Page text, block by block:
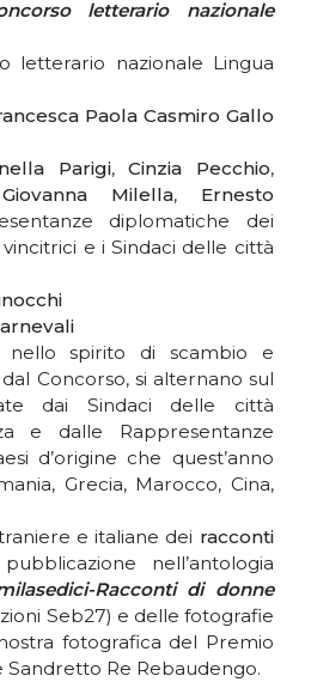
letterario nazionale
letterario nazionale Lingua
Paola Casmiro Gallo
Parigi,Cinzia Pecchio,
Giovanna Milella, Ernesto
diplomatiche dei
e i Sindaci delle città
nello spirito di scambio e
Concorso, si alternano sul
dai Sindaci delle città
e dalle Rappresentanze
d’origine che quest’anno
Grecia, Marocco, Cina,
e italiane dei racconti
nell’antologia
Racconti di donne
Seb27) e delle fotografie
fotografica del Premio
Sandretto Re Rebaudengo.